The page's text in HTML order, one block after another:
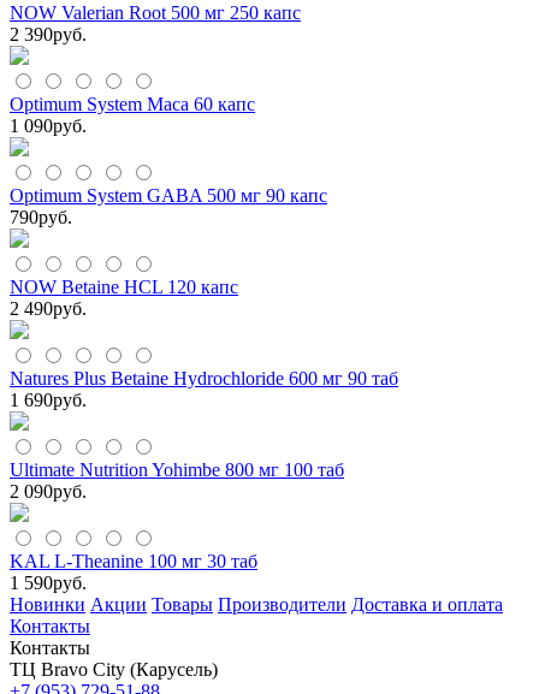
NOW Valerian Root 500 мг 250 капс
2 390руб.
Optimum System Maca 60 капс
1 090руб.
Optimum System GABA 500 мг 90 капс
790руб.
NOW Betaine HCL 120 капс
2 490руб.
Natures Plus Betaine Hydrochloride 600 мг 90 таб
1 690руб.
Ultimate Nutrition Yohimbe 800 мг 100 таб
2 090руб.
KAL L-Theanine 100 мг 30 таб
1 590руб.
Новинки Акции Товары Производители Доставка и оплата
Контакты
Контакты
ТЦ Bravo City (Карусель)